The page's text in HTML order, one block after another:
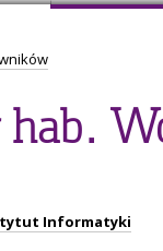
Informatyki